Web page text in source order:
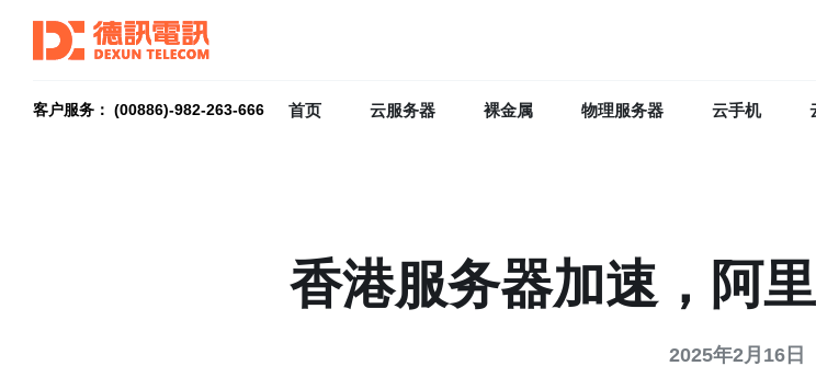
客户服务： (00886)-982-263-666 首页 云服务器 裸金属 物理服务器 云手机
香港服务器加速，阿
2025年2月16日